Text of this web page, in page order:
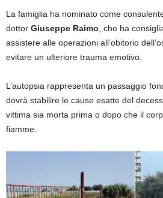
La famiglia ha nominato come
dottor Giuseppe Raimo , che ha
assistere alle operazioni all’obitorio
evitare un ulteriore trauma emotivo.
L’autopsia rappresenta un passaggio
dovrà stabilire le cause esatte del
vittima sia morta prima o dopo che il
fiamme.